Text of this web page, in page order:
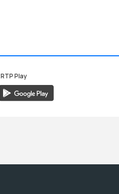
RTP Play